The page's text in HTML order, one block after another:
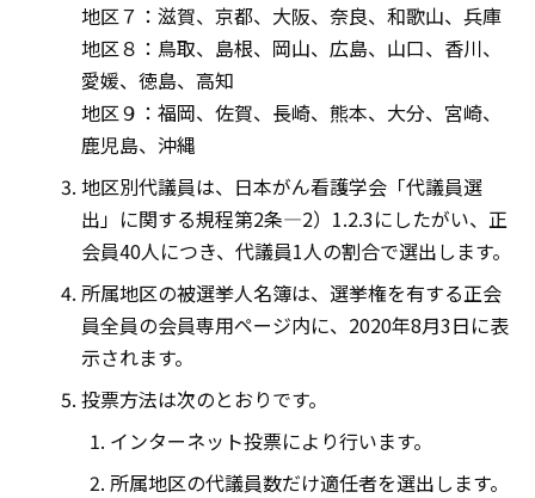
地区７：滋賀、京都、大阪、奈良、和歌山、兵庫
地区８：鳥取、島根、岡山、広島、山口、香川、
愛媛、徳島、高知
地区９：福岡、佐賀、長崎、熊本、大分、宮崎、
鹿児島、沖縄
地区別代議員は、日本がん看護学会「代議員選
出」に関する規程第2条―2）1.2.3にしたがい、正
会員40人につき、代議員1人の割合で選出します。
所属地区の被選挙人名簿は、選挙権を有する正会
員全員の会員専用ページ内に、2020年8月3日に表
示されます。
投票方法は次のとおりです。
インターネット投票により行います。
所属地区の代議員数だけ適任者を選出します。